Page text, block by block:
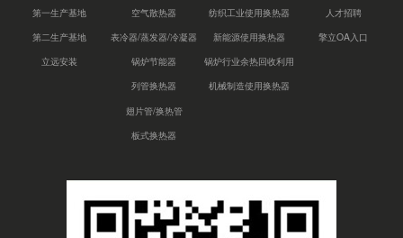
第一生产基地
第二生产基地
立远安装
空气散热器
表冷器/蒸发器/冷凝器
锅炉节能器
列管换热器
翅片管/换热管
板式换热器
纺织工业使用换热器
新能源使用换热器
锅炉行业余热回收利用
机械制造使用换热器
人才招聘
擎立OA入口